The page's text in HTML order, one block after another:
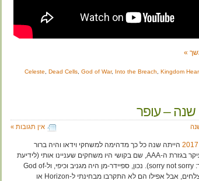
»
Celeste Dead Cells God of War, Into the Breach Kingdom
אין תגובות »
2017 הייתה שנה כל כך מדהימה למשחקי וידאו והיה ברור
ש-2018 תפסיד בהשוואה הזו. בעיקר בגזרת ה-AAA, שם בקושי היו משחקים שעניינו אותי (לידיעת
הקוראים EA, יוביסופט, ורוקסטאר: sorry not sorry). נכון, ספיידר-מן היה מגניב וכיפי, ול-God of
War היה בימוי מדהים וקרבות מוצלחים, אבל אפילו הם לא התקרבו מבחינתי ל-Horizon או